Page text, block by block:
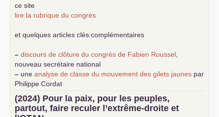
ce site
lire la rubrique du congrès
et quelques articles clés complémentaires
– discours de clôture du congrès de Fabien Roussel
nouveau secrétaire national
– une analyse de classe du mouvement des gilets jaunes par
Philippe Cordat
–
un texte de Jean-Claude Delaunay
le marxisme est la
science sociale de notre temps
–un appel proposé aux partis communistes et ouvrier
(2024) Pour la paix, pour les peuples,
partout, faire reculer l’extrême-droite et